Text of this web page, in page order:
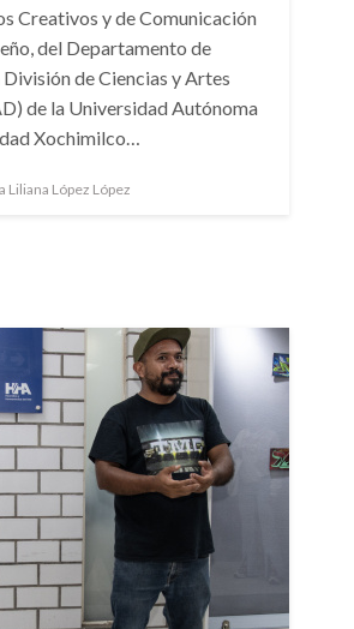
Creativos y de Comunicación
del Departamento de
de Ciencias y Artes
de la Universidad Autónoma
Xochimilco…
Liliana López López